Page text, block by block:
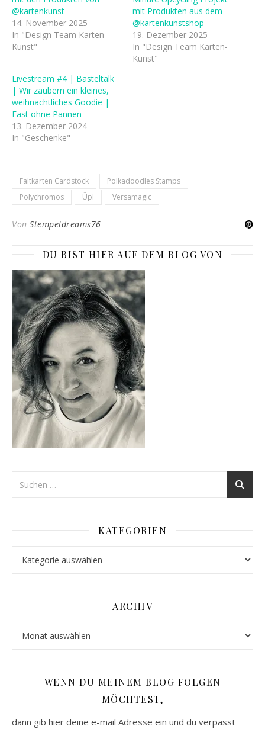
@kartenkunst
14. November 2025
In "Design Team Karten-
Kunst"
mit Produkten aus dem
@kartenkunstshop
19. Dezember 2025
In "Design Team Karten-
Kunst"
Livestream #4 | Basteltalk
| Wir zaubern ein kleines,
weihnachtliches Goodie |
Fast ohne Pannen
13. Dezember 2024
In "Geschenke"
Faltkarten Cardstock
Polkadoodles Stamps
Polychromos
Üpl Versamagic
Von Stempeldreams76
DU BIST HIER AUF DEM BLOG VON
KATEGORIEN
ARCHIV
WENN DU MEINEM BLOG FOLGEN
MÖCHTEST,
dann gib hier deine e-mail Adresse ein und du verpasst